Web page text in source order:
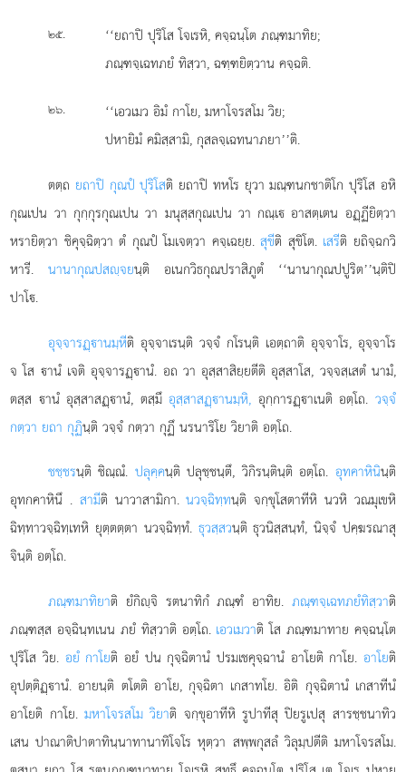
๒๕.
‘‘ยถาปิ ปุริโส โจเรหิ, คจฺฉนฺโต ภณฺฑมาทิย;
ภณฺฑจฺเฉทภยํ ทิสฺวา, ฉฑฺฑยิตฺวาน คจฺฉติ.
๒๖.
‘‘เอวเมว อิมํ กาโย, มหาโจรสโม วิย;
ปหายิมํ คมิสฺสามิ, กุสลจฺเฉทนาภยา’’ติ.
ตตฺถ ยถาปิ กุณปํ ปุริโสติ ยถาปิ ทหโร ยุวา มณฺฑนกชาติโก ปุริโส อหิ
กุณเปน วา กุกฺกุรกุณเปน วา มนุสฺสกุณเปน วา กณฺเ อาสตฺเตน อฏฺฏียิตฺวา
หรายิตฺวา ชิคุจฺฉิตฺวา ตํ กุณปํ โมเจตฺวา คจฺเฉยฺย.สุขีติ สุขิโต. เสรีติ ยถิจฺฉกวิ
หารี.นานากุณปสฺจยนฺติ อเนกวิธกุณปราสิภูตํ ‘‘นานากุณปปูริต’’นฺติปิ
ปาโ.
อุจฺจารฏฺานมฺหีติ อุจฺจาเรนฺติ วจฺจํ กโรนฺติ เอตฺถาติ อุจฺจาโร, อุจฺจาโร
จ โส านํ เจติ อุจฺจารฏฺานํ. อถ วา อุสฺสาสิยฺยตีติ อุสฺสาโส, วจฺจสฺเสตํ นามํ,
ตสฺส านํ อุสฺสาสฏฺานํ, ตสฺมึอุสฺสาสฏฺานมฺหิ, อุกฺการฏฺาเนติ อตฺโถ. วจฺจํ
กตฺวา ยถา กุฏินฺติ วจฺจํ กตฺวา กุฏึ นรนาริโย วิยาติ อตฺโถ.
ชชฺชรนฺติ ชิณฺณํ. ปลุคฺคนฺติ ปลุชฺชนฺตึ, วิกิรนฺตินฺติ อตฺโถ. อุทคาหินินฺติ
อุทกคาหินึ . สามีติ นาวาสามิกา.นวจฺฉิทฺทนฺติ จกฺขุโสตาทีหิ นวหิ วณมุเขหิ
ฉิทฺทาวจฺฉิทฺเทหิ ยุตฺตตฺตา นวจฺฉิทฺทํ. ธุวสฺสวนฺติ ธุวนิสฺสนฺทํ, นิจฺจํ ปคฺฆรณาสุ
จินฺติ อตฺโถ.
ภณฺฑมาทิยาติ ยํกิฺจิ รตนาทิกํ ภณฺฑํ อาทิย. ภณฺฑจฺเฉทภยํทิสฺวาติ
ภณฺฑสฺส อจฺฉินฺทเนน ภยํ ทิสฺวาติ อตฺโถ. เอวเมวาติ โส ภณฺฑมาทาย คจฺฉนฺโต
ปุริโส วิย. อยํ กาโยติ อยํ ปน กุจฺฉิตานํ ปรมเชคุจฺฉานํ อาโยติ กาโย. อาโยติ
อุปตฺติฏฺานํ. อายนฺติ ตโตติ อาโย, กุจฺฉิตา เกสาทโย. อิติ กุจฺฉิตานํ เกสาทีนํ
อาโยติ กาโย. มหาโจรสโม วิยาติ จกฺขุอาทีหิ รูปาทีสุ ปิยรูเปสุ สารชฺชนาทิว
เสน ปาณาติปาตาทินฺนาทานาทิโจโร หุตฺวา สพฺพกุสลํ วิลุมฺปตีติ มหาโจรสโม.